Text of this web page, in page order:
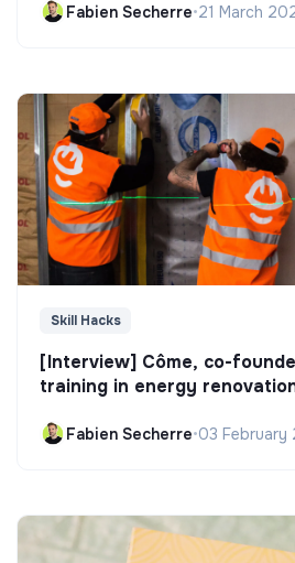
Fabien Secherre•21 March
Skill Hacks
[Interview] Côme, co-
training in energy
Fabien Secherre•03 February